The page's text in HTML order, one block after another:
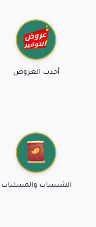
أحدث العروض
الشبسات والمسليات